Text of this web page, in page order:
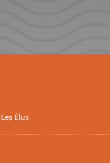
Les Élus